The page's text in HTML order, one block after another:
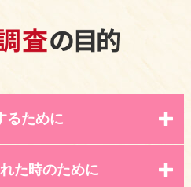
るために
た時のために